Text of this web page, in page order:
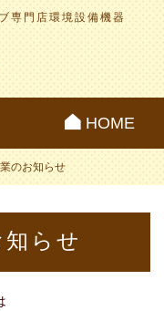
専門店環境設備機器
HOME
のお知らせ
らせ